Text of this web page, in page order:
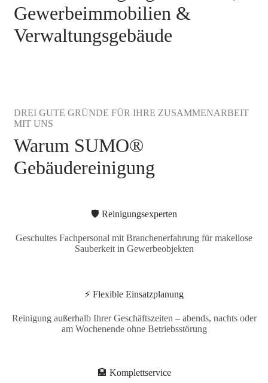
Gewerbeimmobilien &
Verwaltungsgebäude
DREI GUTE GRÜNDE FÜR IHRE ZUSAMMENARBEIT
MIT UNS
Warum SUMO®
Gebäudereinigung
🛡️ Reinigungsexperten
Geschultes Fachpersonal mit Branchenerfahrung für makellose
Sauberkeit in Gewerbeobjekten
⚡ Flexible Einsatzplanung
Reinigung außerhalb Ihrer Geschäftszeiten – abends, nachts oder
am Wochenende ohne Betriebsstörung
🏨 Komplettservice